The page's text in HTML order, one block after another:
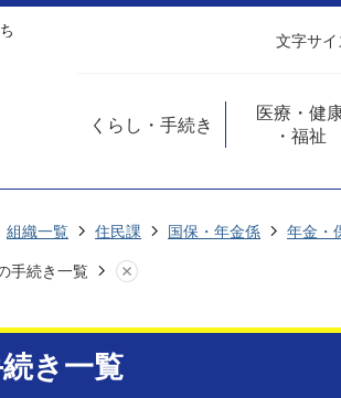
文字サイ
くらし・手続き
医療・健
・福祉
組織一覧 住民課 国保・年金係 年金・
手続き一覧
き一覧